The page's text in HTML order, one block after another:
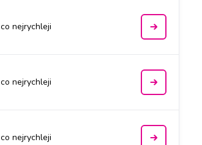
co nejrychleji
co nejrychleji
co nejrychleji